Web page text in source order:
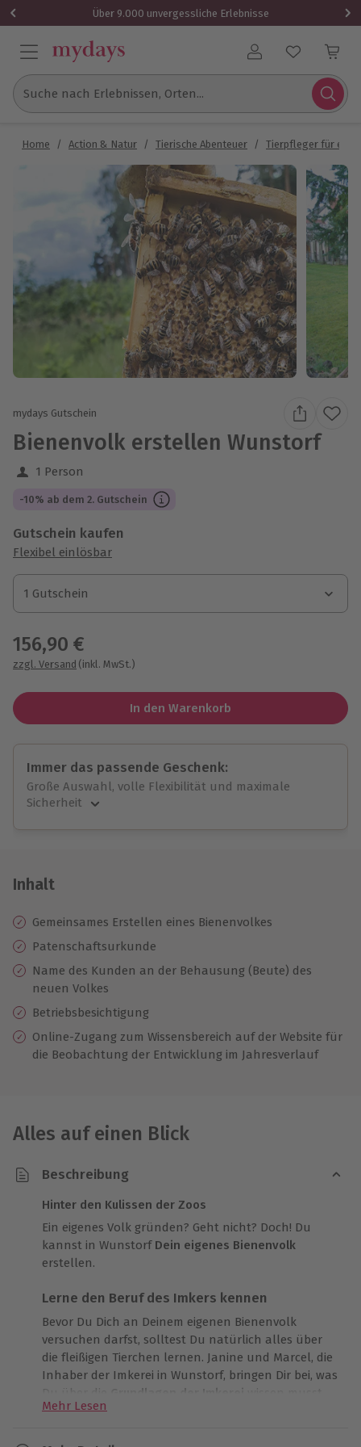
Über 9.000 unvergessliche Erlebnisse
Benutzerkonto
Suche nach Erlebnissen, Orten...
Home / Action & Natur / Tierische Abenteuer / Tierpfleger für
mydays Gutschein
Bienenvolk erstellen Wunstorf
1 Person
-10% ab dem 2. Gutschein
Gutschein kaufen
Flexibel einlösbar
1 Gutschein
1 Gutschein
1 Gutschein
156,90 €
zzgl. Versand (inkl. MwSt.)
In den Warenkorb
Immer das passende Geschenk:
Große Auswahl, volle Flexibilität und maximale
Sicherheit
Jeder Gutschein für alle Erlebnisse einlösbar.
10 Jahre gültig & verlängerbar.
Inhalt
Gemeinsames Erstellen eines Bienenvolkes
Patenschaftsurkunde
Name des Kunden an der Behausung (Beute) des
neuen Volkes
Betriebsbesichtigung
Online-Zugang zum Wissensbereich auf der Website für
die Beobachtung der Entwicklung im Jahresverlauf
Alles auf einen Blick
Beschreibung
Hinter den Kulissen der Zoos
Ein eigenes Volk gründen? Geht nicht? Doch! Du
kannst in Wunstorf Dein eigenes Bienenvolk
erstellen.
Lerne den Beruf des Imkers kennen
Bevor Du Dich an Deinem eigenen Bienenvolk
versuchen darfst, solltest Du natürlich alles über
die fleißigen Tierchen lernen. Janine und Marcel, die
Inhaber der Imkerei in Wunstorf, bringen Dir bei, was
Du über die
Grundlagen der Imkerei wissen musst.
Nach der Sicherheitseinweisung geht es dann auch
Mehr Lesen